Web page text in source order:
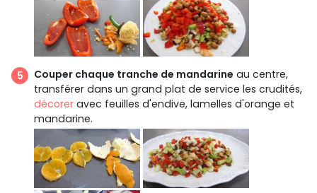
Couper chaque tranche de mandarine au centre,
transférer dans un grand plat de service les crudités,
décorer avec feuilles d'endive, lamelles d'orange et
mandarine.